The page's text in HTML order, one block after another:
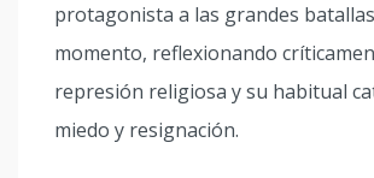
protagonista a las grandes
momento, reflexionando
represión religiosa y su habitual
miedo y resignación.